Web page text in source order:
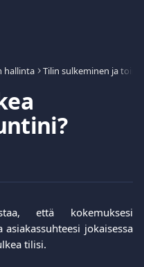
hallinta Tilin sulkeminen ja
että kokemuksesi
jokaisessa
tilisi.